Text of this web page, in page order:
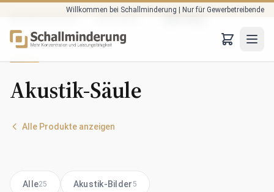
Willkommen bei Schallminderung | Nur für Gewerbetreibende
Akustik-Säule
Alle Produkte anzeigen
Alle25 Akustik-Bilder 5